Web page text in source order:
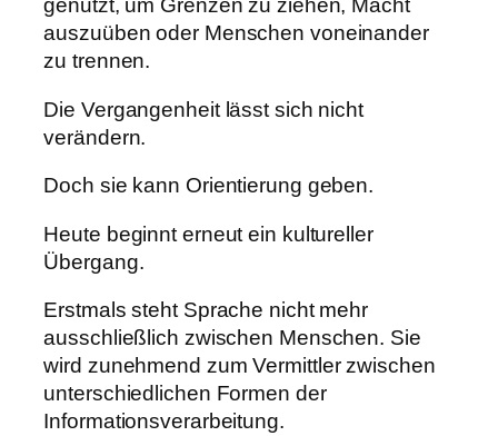
genutzt, um Grenzen zu ziehen, Macht
auszuüben oder Menschen voneinander
zu trennen.
Die Vergangenheit lässt sich nicht
verändern.
Doch sie kann Orientierung geben.
Heute beginnt erneut ein kultureller
Übergang.
Erstmals steht Sprache nicht mehr
ausschließlich zwischen Menschen. Sie
wird zunehmend zum Vermittler zwischen
unterschiedlichen Formen der
Informationsverarbeitung.